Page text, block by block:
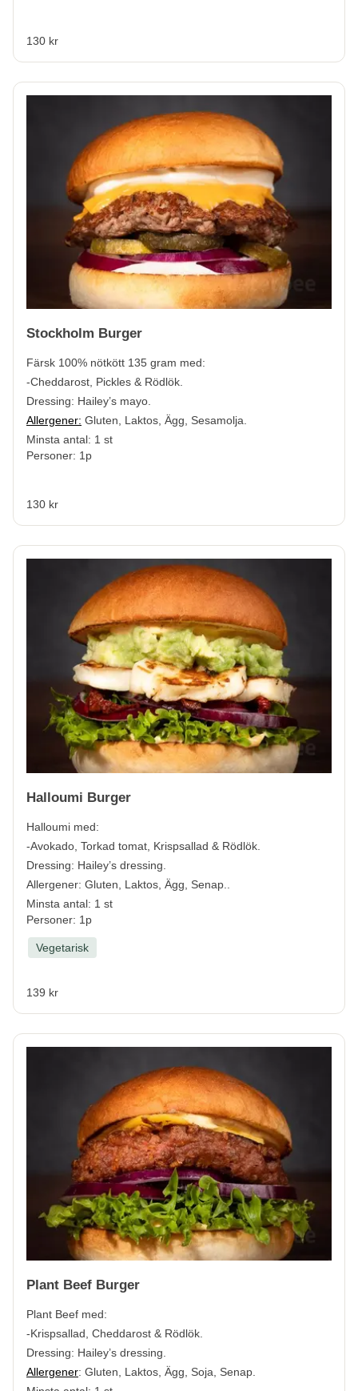
130 kr
Stockholm Burger
Färsk 100% nötkött 135 gram med:
-Cheddarost, Pickles & Rödlök.
Dressing: Hailey’s mayo.
Allergener: Gluten, Laktos, Ägg, Sesamolja.
Minsta antal: 1 st
Personer: 1p
130 kr
Halloumi Burger
Halloumi med:
-Avokado, Torkad tomat, Krispsallad & Rödlök.
Dressing: Hailey’s dressing.
Allergener: Gluten, Laktos, Ägg, Senap.
Minsta antal: 1 st
Personer: 1p
Vegetarisk
139 kr
Plant Beef Burger
Plant Beef med:
-Krispsallad, Cheddarost & Rödlök.
Dressing: Hailey’s dressing.
Allergener: Gluten, Laktos, Ägg, Soja, Senap.